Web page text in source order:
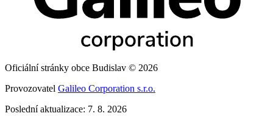
Oficiální stránky obce Budislav © 2026
Provozovatel Galileo Corporation s.r.o.
Poslední aktualizace: 7. 8. 2026